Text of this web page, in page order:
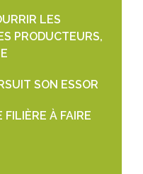
LES
PRODUCTEURS,
SON ESSOR
FILIÈRE À FAIRE